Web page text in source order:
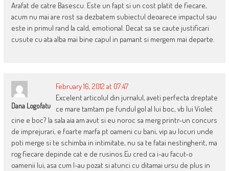
Arafat de catre Basescu. Este un fapt si un cost platit de fiecare,
acum nu mai are rost sa dezbatem subiectul deoarece impactul sau
este in primul rand la cald, emotional. Decat sa se caute justificari
cusute cu ata alba mai bine capul in pamant si mergem mai departe.
Dana Logofatu
February 16, 2012 at 07:47
Excelent articolul din jurnalul, aveti perfecta dreptate
ce mare tamtam pe fundul gol al lui boc, vb lui Violet
cine e boc? la sala aia am avut si eu noroc sa merg printr-un concurs
de imprejurari, e foarte marfa pt oameni cu bani, vip au locuri unde
poti merge si te schimba in intimitate, nu sa te fatai nestingherit, ma
rog fiecare depinde cat e de rusinos.Eu cred ca i-au facut-o
oamenii lui, asa cum l-au pozat si atunci cu ditamai ursu de plus in